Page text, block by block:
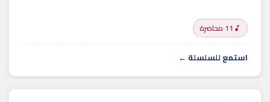
11 محاضرة
استمع للسلسلة ←